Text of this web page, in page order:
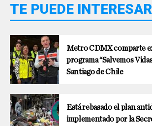
TE PUEDE INTERESAR
Metro CDMX comparte
programa “Salvemos
Santiago de Chile
Está rebasado el plan
implementado por la